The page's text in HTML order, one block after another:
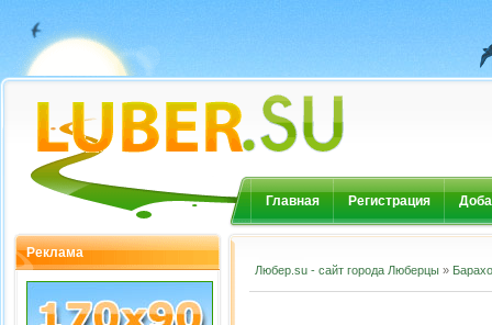
Главная Регистрация
Реклама
Любер.su - сайт города Люберцы »